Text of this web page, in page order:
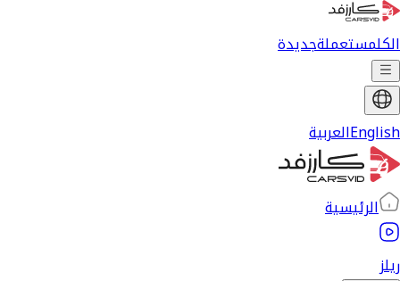
الكلمستعملةجديدة
Englishالعربية
الرئيسية
ريلز